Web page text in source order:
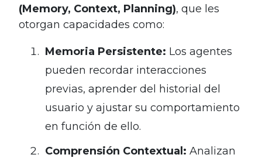
(Memory, Context, Planning), que les
otorgan capacidades como:
Memoria Persistente: Los agentes
pueden recordar interacciones
previas, aprender del historial del
usuario y ajustar su comportamiento
en función de ello.
Comprensión Contextual: Analizan